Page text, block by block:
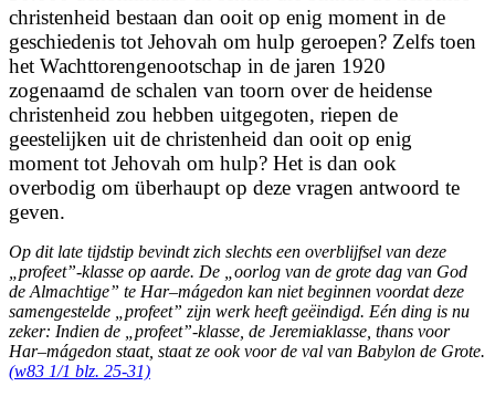
christenheid bestaan dan ooit op enig moment in de
geschiedenis tot Jehovah om hulp geroepen? Zelfs toen
het Wachttorengenootschap in de jaren 1920
zogenaamd de schalen van toorn over de heidense
christenheid zou hebben uitgegoten, riepen de
geestelijken uit de christenheid dan ooit op enig
moment tot Jehovah om hulp? Het is dan ook
overbodig om überhaupt op deze vragen antwoord te
geven.
Op dit late tijdstip bevindt zich slechts een overblijfsel van deze
„profeet”-klasse op aarde. De „oorlog van de grote dag van God
de Almachtige” te Har–mágedon kan niet beginnen voordat deze
samengestelde „profeet” zijn werk heeft geëindigd. Eén ding is nu
zeker: Indien de „profeet”-klasse, de Jeremiaklasse, thans voor
Har–mágedon staat, staat ze ook voor de val van Babylon de Grote.
(w83 1/1 blz. 25-31)